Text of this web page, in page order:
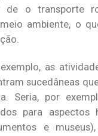
de o transporte
ambiente, o
as
sucedâneas
Seria, por
para aspectos
e